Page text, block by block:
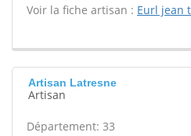
Voir la fiche artisan : Eurl jean
Artisan Latresne
Artisan
Département: 33